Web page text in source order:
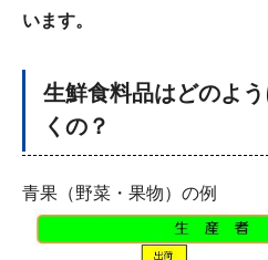
います。
生鮮食料品はどのよ
くの？
青果（野菜・果物）の例